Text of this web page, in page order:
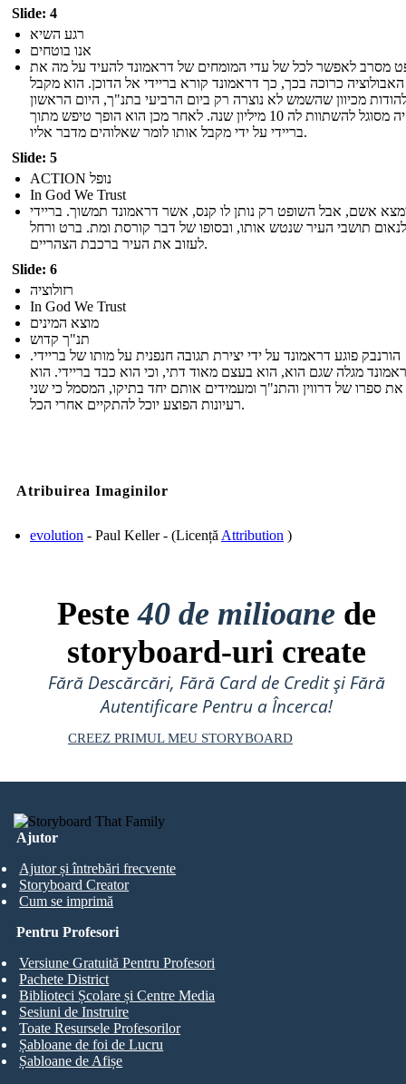
Slide: 4
רגע השיא
אנו בוטחים
מסרב לאפשר לכל של עדי המומחים של דראמונד להעיד על מה את
כרוכה בכך, כך דראמונד קורא בריידי אל הדוכן. הוא מקבל
להודות מכיוון שהשמש לא נוצרה רק ביום הרביעי בתנ"ך, היום הראשון
היה מסוגל להשתוות לה 10 מיליון שנה. לאחר מכן הוא הופך טיפש מתוך
בריידי על ידי מקבל אותו לומר שאלוהים מדבר אליו.
Slide: 5
ACTION נופל
In God We Trust
אשם, אבל השופט רק נותן לו קנס, אשר דראמונד תמשוך. בריידי
תושבי העיר שנטש אותו, ובסופו של דבר קורסת ומת. ברט ורחל
לעזוב את העיר ברכבת הצהריים.
Slide: 6
רזולוציה
In God We Trust
מוצא המינים
תנ"ך קדוש
הורנבק פוגע דראמונד על ידי יצירת תגובה חנפנית על מותו של בריידי.
מגלה שגם הוא, הוא בעצם מאוד דתי, וכי הוא כבד בריידי. הוא
ספרו של דרווין והתנ"ך ומעמידים אותם יחד בתיקו, המסמל כי שני
רעיונות הפוצע יוכל להתקיים אחרי הכל.
Atribuirea Imaginilor
evolution - Paul Keller - (LicențăAttribution )
Peste40 de milioane de
storyboard-uri create
Fără Descărcări, Fără Card de Credit și Fără
Autentificare Pentru a Încerca!
CREEZ PRIMUL MEU STORYBOARD
Ajutor
Ajutor și întrebări frecvente
Storyboard Creator
Cum se imprimă
Pentru Profesori
Versiune Gratuită Pentru Profesori
Pachete District
Biblioteci Școlare și Centre Media
Sesiuni de Instruire
Toate Resursele Profesorilor
Șabloane de foi de Lucru
Șabloane de Afișe